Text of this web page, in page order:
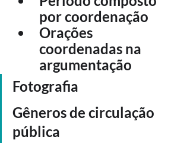
por coordenação
Orações
coordenadas na
argumentação
Fotografia
Gêneros de circulação
pública